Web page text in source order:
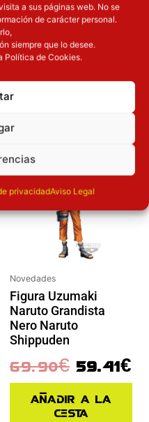
a sus páginas web. No se
de carácter personal.
siempre que lo desee.
Política de Cookies.
privacidadAviso Legal
14cm
QUE TE
INTERESAR
Novedades
Figura Uzumaki
Naruto Grandista
Nero Naruto
Shippuden
69.90€ 59.41€
Añadir a la
cesta